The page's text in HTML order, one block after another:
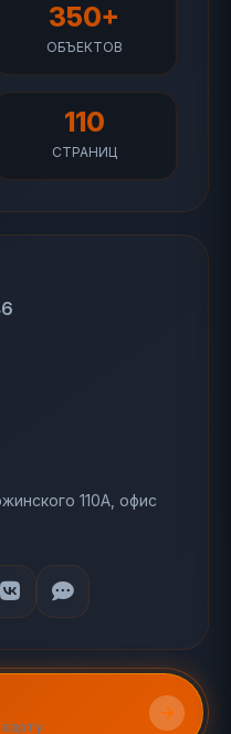
350+
ОБЪЕКТОВ
110
СТРАНИЦ
110А, офис